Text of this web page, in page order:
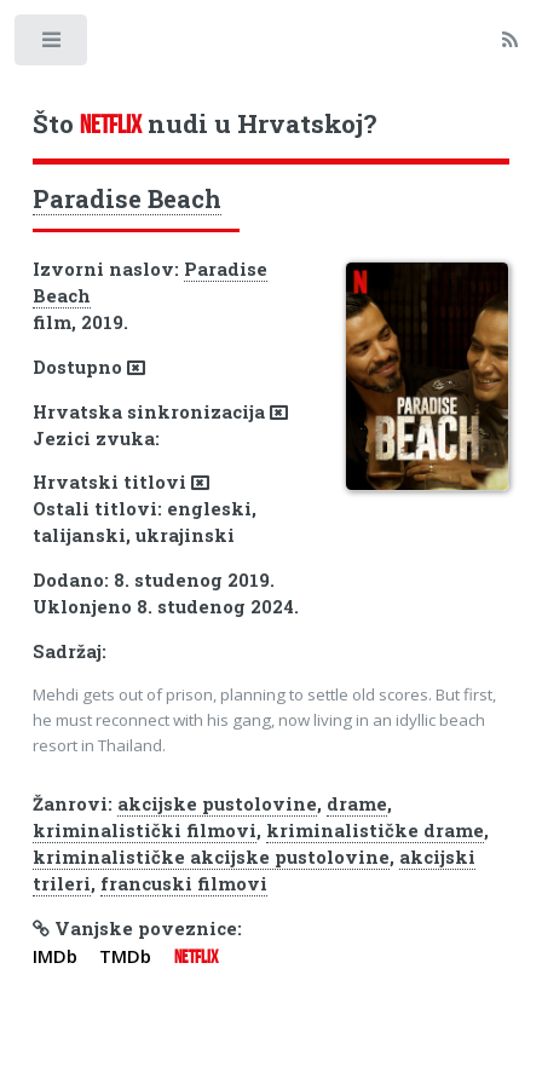
Što NETFLIXnudi u Hrvatskoj?
Paradise Beach
Izvorni naslov: Paradise
Beach
film, 2019.
Dostupno
Hrvatska sinkronizacija
Jezici zvuka:
Hrvatski titlovi
Ostali titlovi: engleski,
talijanski, ukrajinski
Dodano: 8. studenog 2019.
Uklonjeno 8. studenog 2024.
Sadržaj:
Mehdi gets out of prison, planning to settle old scores. But first,
he must reconnect with his gang, now living in an idyllic beach
resort in Thailand.
Žanrovi: akcijske pustolovine, drame,
kriminalistički filmovi, kriminalističke drame,
kriminalističke akcijske pustolovine, akcijski
trileri, francuski filmovi
Vanjske poveznice:
IMDb TMDb NETFLIX